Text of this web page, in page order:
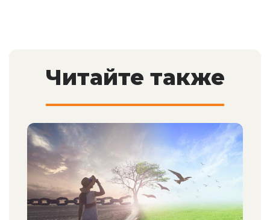
Читайте также